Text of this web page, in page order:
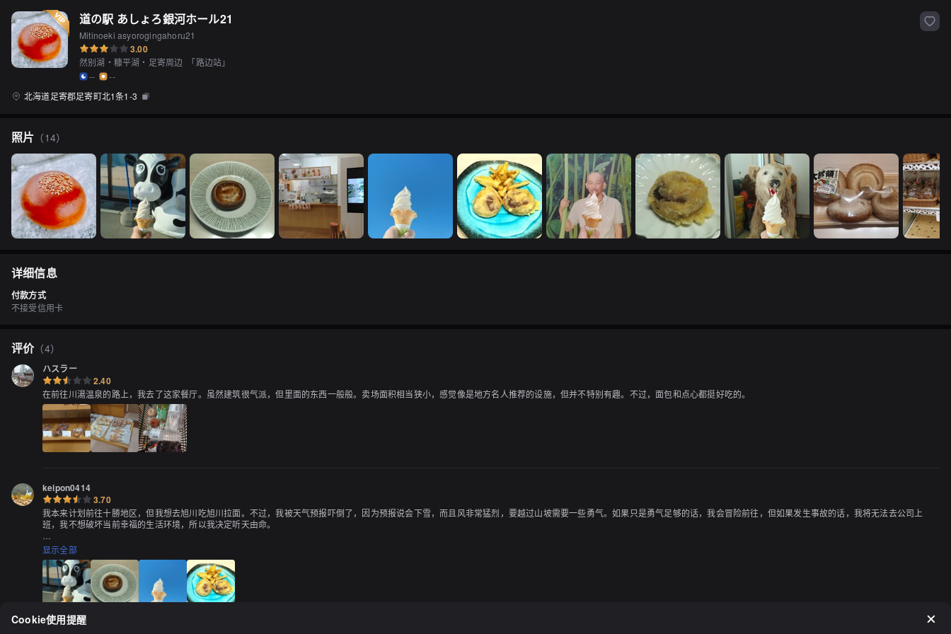
道の駅 あしょろ銀河ホール21
Mitinoeki asyorogingahoru21
3.00
然别湖・糠平湖・足寄周边 「路边站」
--
--
北海道足寄郡足寄町北1条1-3
照片 （14）
详细信息
付款方式
不接受信用卡
评价（4）
ハスラー
2.40
在前往川湯温泉的路上，我去了这家餐厅。虽然建筑很气派，但里面的东西一般般。卖场面积相当狭小，感觉像是地方名人推荐的设施，但并不特别有趣。不过，面包和点心都挺好吃的。
keipon0414
3.70
我本来计划前往十勝地区，但我想去旭川吃旭川拉面。不过，我被天气预报吓倒了，因为预报说会下雪，而且风非常猛烈，要越过山坡需要一些勇气。如果只是勇气足够的话，我会冒险前往，但如果发生事故的话，我将无法去公司上
班，我不想破坏当前幸福的生活环境，所以我决定听天由命。
然而，天气预报显示带广地区会晴朗无阻。所以，我决定途径足寄。上周我在足寄和本别地区，但由于时间不够，没有去成「あしょろ銀河ホール21」，所以这次我打算去看看，算是一种复仇。
在那里，我犹豫不决地挑选了一些食材，像是干燥黑木耳或者干燥香菇，但当我四处转悠时，我发现同一家公司出售的新鲜香菇，真是厚实得惊人，比我以前见过的还要大，我觉得这太棒了，虽然价格有点高，但我还是买下了。我在
想，该如何烹饪才能美味？我也买了软冰淇淋，虽然价格也不便宜。
我也点了卷寿司，但我在卷寿司上的手艺实在不怎么样，虽然味道不会因为卷的不好而改变，但我还是觉得自己做得有点笨拙。这样的食物可以在不同的场合享用。
我先品尝了牛奶，它很美味，尽管是牛奶，但质地非常顺滑，制作方法应该有很多种吧。然后我享受了软冰淇淋，我好像已经很久没有吃了。
显示全部
Cookie使用提醒